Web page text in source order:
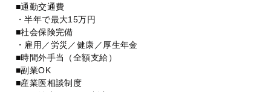
■通勤交通費
・半年で最大15万円
■社会保険完備
・雇用／労災／健康／厚生年金
■時間外手当（全額支給）
■副業OK
■産業医相談制度